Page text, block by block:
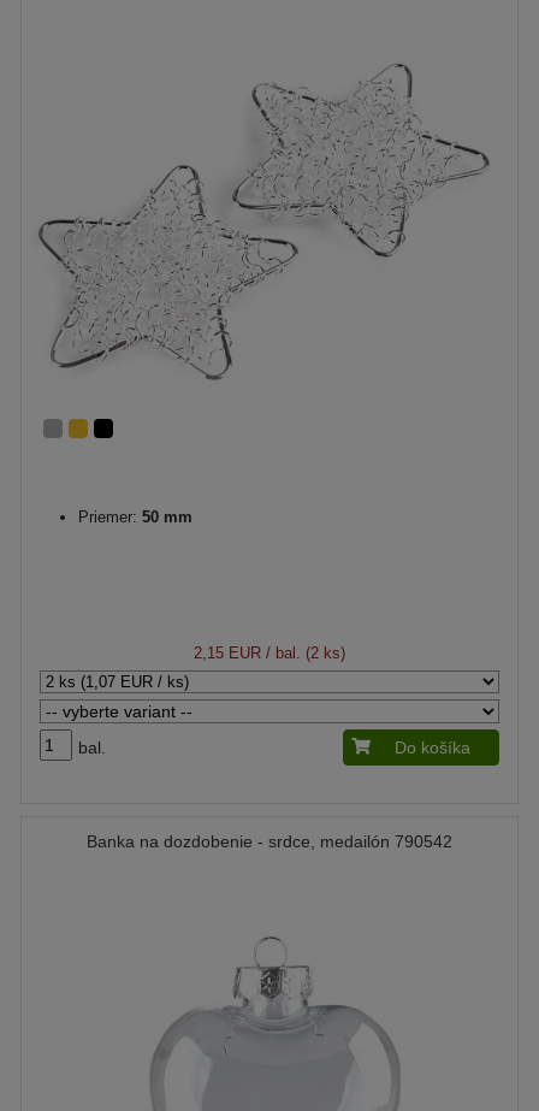
Priemer: 50 mm
2,15 EUR / bal. (2 ks)
bal. Do košíka
Banka na dozdobenie - srdce, medailón 790542